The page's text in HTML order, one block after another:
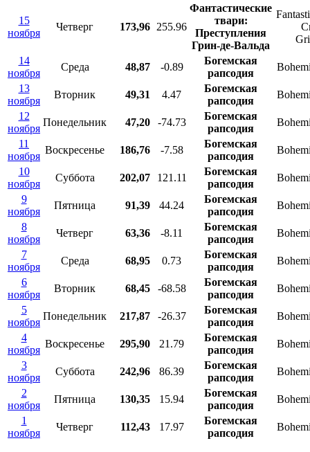
15
ноября
Четверг 173,96 255.96
Фантастические
твари:
Преступления
Грин-де-Вальда
14
ноября
Среда 48,87 -0.89
Богемская
рапсодия
13
ноября
Вторник 49,31 4.47
Богемская
рапсодия
12
ноября
Понедельник 47,20 -74.73
Богемская
рапсодия
11
ноября
Воскресенье 186,76 -7.58
Богемская
рапсодия
10
ноября
Суббота 202,07 121.11
Богемская
рапсодия
9
ноября
Пятница 91,39 44.24
Богемская
рапсодия
8
ноября
Четверг 63,36 -8.11
Богемская
рапсодия
7
ноября
Среда 68,95 0.73
Богемская
рапсодия
6
ноября
Вторник 68,45 -68.58
Богемская
рапсодия
5
ноября
Понедельник 217,87 -26.37
Богемская
рапсодия
4
ноября
Воскресенье 295,90 21.79
Богемская
рапсодия
3
ноября
Суббота 242,96 86.39
Богемская
рапсодия
2
ноября
Пятница 130,35 15.94
Богемская
рапсодия
1
ноября
Четверг 112,43 17.97
Богемская
рапсодия